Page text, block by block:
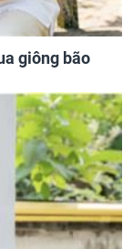
giông bão